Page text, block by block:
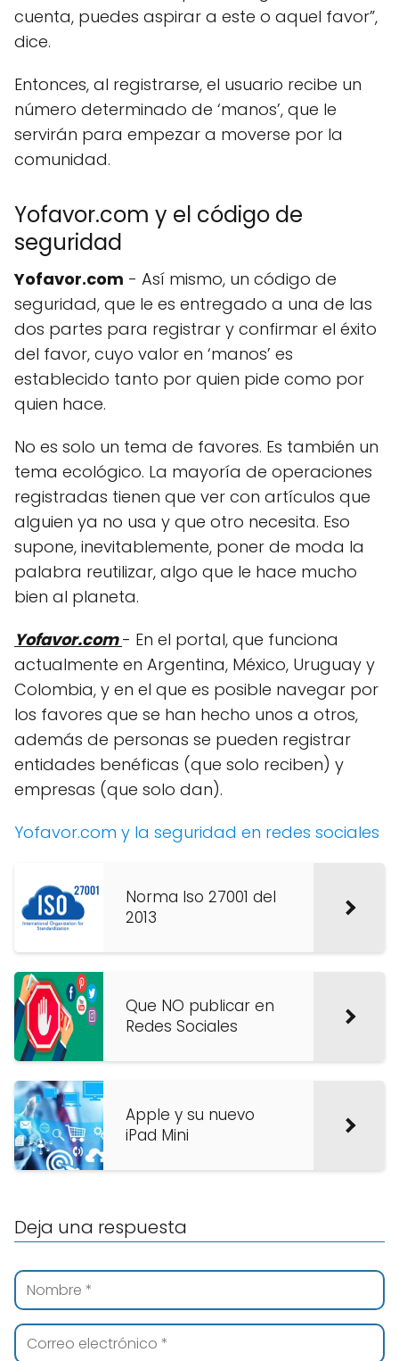
cuenta, puedes aspirar a este o aquel favor”,
dice.
Entonces, al registrarse, el usuario recibe un
número determinado de ‘manos’, que le
servirán para empezar a moverse por la
comunidad.
Yofavor.com y el código de
seguridad
Yofavor.com - Así mismo, un código de
seguridad, que le es entregado a una de las
dos partes para registrar y confirmar el éxito
del favor, cuyo valor en ‘manos’ es
establecido tanto por quien pide como por
quien hace.
No es solo un tema de favores. Es también un
tema ecológico. La mayoría de operaciones
registradas tienen que ver con artículos que
alguien ya no usa y que otro necesita. Eso
supone, inevitablemente, poner de moda la
palabra reutilizar, algo que le hace mucho
bien al planeta.
Yofavor.com - En el portal, que funciona
actualmente en Argentina, México, Uruguay y
Colombia, y en el que es posible navegar por
los favores que se han hecho unos a otros,
además de personas se pueden registrar
entidades benéficas (que solo reciben) y
empresas (que solo dan).
Yofavor.com y la seguridad en redes sociales
Norma Iso 27001 del
2013
Que NO publicar en
Redes Sociales
Apple y su nuevo
iPad Mini
Deja una respuesta